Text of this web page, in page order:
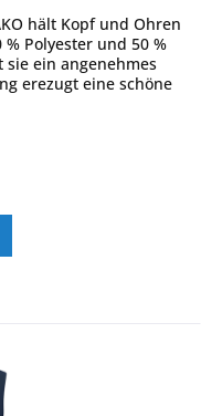
hält Kopf und Ohren
Polyester und 50 %
ein angenehmes
erezugt eine schöne